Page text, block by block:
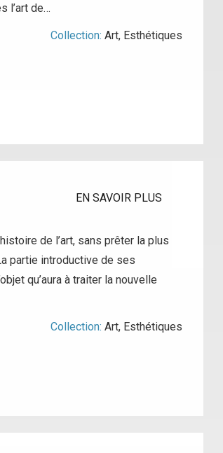
l’art de…
Collection: Art, Esthétiques
EN SAVOIR PLUS
de l’art, sans prêter la plus
partie introductive de ses
qu’aura à traiter la nouvelle
Collection: Art, Esthétiques